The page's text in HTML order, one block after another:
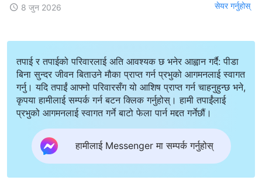
8 जुन 2026 सेयर गर्नुहोस्
तपाई र तपाईको परिवारलाई अति आवश्यक छ भनेर आह्वान गर्दै: पीडा
बिना सुन्दर जीवन बिताउने मौका प्राप्त गर्न प्रभुको आगमनलाई स्वागत
गर्नु। यदि तपाईं आफ्नो परिवारसँग यो आशिष प्राप्त गर्न चाहनुहुन्छ भने,
कृपया हामीलाई सम्पर्क गर्न बटन क्लिक गर्नुहोस्। हामी तपाईंलाई
प्रभुको आगमनलाई स्वागत गर्ने बाटो फेला पार्न मद्दत गर्नेछौं।
हामीलाई Messenger मा सम्पर्क गर्नुहोस्